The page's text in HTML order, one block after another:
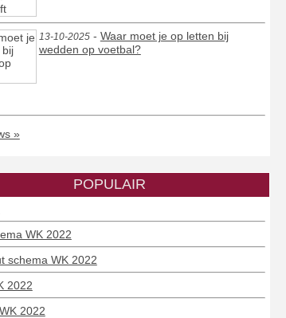
13-10-2025- Waar moet je op letten bij
wedden op voetbal?
»
POPULAIR
WK 2022
schema WK 2022
2022
2022